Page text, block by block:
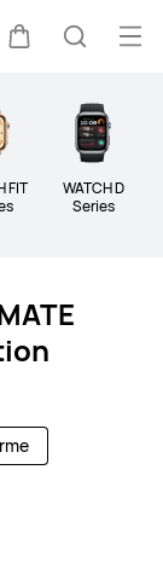
FIT
WATCH D
Series